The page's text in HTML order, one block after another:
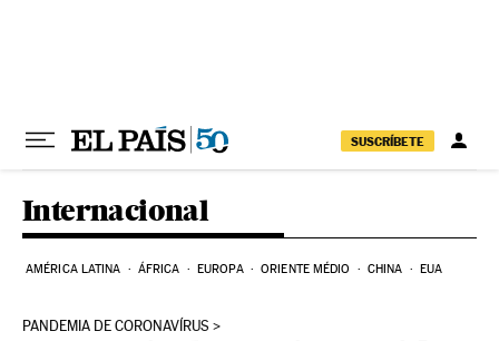
SUSCRÍBETE
Internacional
AMÉRICA LATINA ÁFRICA EUROPA ORIENTE MÉDIO CHINA EUA
PANDEMIA DE CORONAVÍRUS